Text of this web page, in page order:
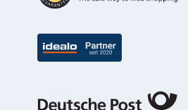
imoshion Trifold Klapphülle
halterung Auto -
Schwarz